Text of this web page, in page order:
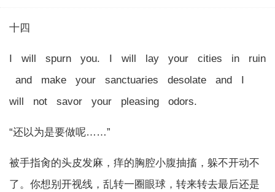
十四
I will spurn you. I will lay your cities in ruin
and make your sanctuaries desolate and I
will not savor your pleasing odors.
“还以为是要做呢……”
被手指肏的头皮发麻，痒的胸腔小腹抽搐，躲不开动不
了。你想别开视线，乱转一圈眼球，转来转去最后还是